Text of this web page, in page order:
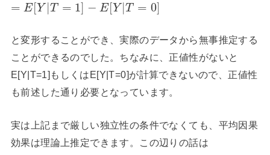
= E [Y | T = 1] − E[Y |T = 0]
と変形することができ、実際のデータから無事推定する
ことができるのでした。ちなみに、正値性がないと
E[Y|T=1]もしくはE[Y|T=0]が計算できないので、正値性
も前述した通り必要となっています。
実は上記まで厳しい独立性の条件でなくても、平均因果
効果は理論上推定できます。この辺りの話は